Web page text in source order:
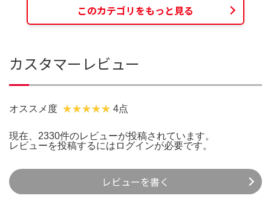
このカテゴリをもっと見る
カスタマーレビュー
オススメ度 4点
現在、2330件のレビューが投稿されています。
レビューを投稿するには ログインが必要です。
レビューを書く